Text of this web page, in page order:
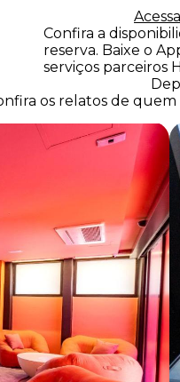
Confira a
reserva. Baixe o
serviços parceiros
os relatos de